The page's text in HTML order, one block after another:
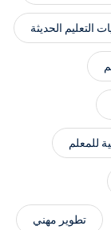
التعليم الحديثة
للمعلم
تطوير مهني